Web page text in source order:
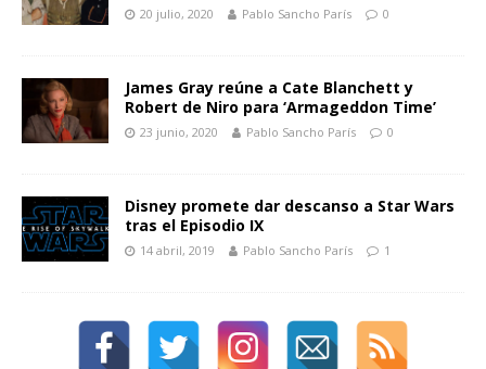
20 julio, 2020 Pablo Sancho París 0
James Gray reúne a Cate Blanchett y
Robert de Niro para ‘Armageddon Time’
23 junio, 2020 Pablo Sancho París 0
Disney promete dar descanso a Star Wars
tras el Episodio IX
14 abril, 2019 Pablo Sancho París 1